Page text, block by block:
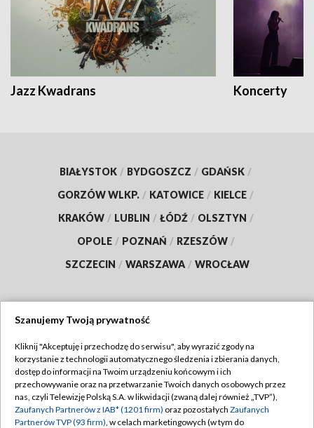
Jazz Kwadrans Koncerty
BIAŁYSTOK / BYDGOSZCZ / GDAŃSK /
GORZÓW WLKP. / KATOWICE / KIELCE /
KRAKÓW / LUBLIN / ŁÓDŹ / OLSZTYN /
OPOLE / POZNAŃ / RZESZÓW /
SZCZECIN / WARSZAWA / WROCŁAW
TVP
Abonament TVP
Emisja w TVP
Regulamin TVP
Polityka prywatności
Szanujemy Twoją prywatność
Kliknij "Akceptuję i przechodzę do serwisu", aby wyrazić zgody na
korzystanie z technologii automatycznego śledzenia i zbierania danych,
dostęp do informacji na Twoim urządzeniu końcowym i ich
przechowywanie oraz na przetwarzanie Twoich danych osobowych przez
nas, czyli Telewizję Polską S.A. w likwidacji (zwaną dalej również „TVP”),
Zaufanych Partnerów z IAB* (1201 firm) oraz pozostałych Zaufanych
Partnerów TVP (93 firm), w celach marketingowych (w tym do